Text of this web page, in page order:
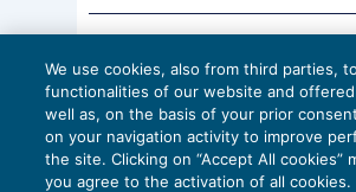
EU AI Act e studi
scadenze concrete
27 Luglio 2026
di Diego BarberieStefano Dovier
We use cookies, also from third parties,
functionalities of our website and offered
well as, on the basis of your prior
on your navigation activity to improve
the site. Clicking on “Accept All cookies”
you agree to the activation of all cookies.